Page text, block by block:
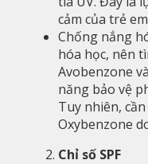
cảm của trẻ
Chống nắng
hóa học, nên
Avobenzone
năng bảo vệ
Tuy nhiên,
Oxybenzone
Chỉ số SPF